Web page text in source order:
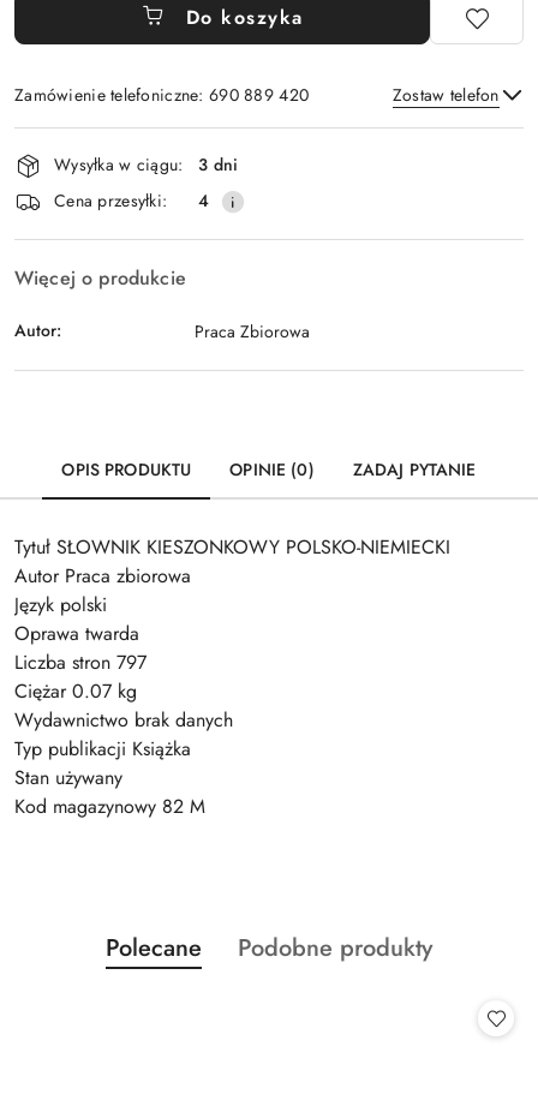
Do koszyka
Zamówienie telefoniczne: 690 889 420 Zostaw telefon
Wyślij
Dostępność
i
dostawa
Wysyłka w ciągu:
3 dni
Cena przesyłki:
4
Więcej o produkcie
Autor: Praca Zbiorowa
OPIS PRODUKTU OPINIE (0) ZADAJ PYTANIE
Tytuł SŁOWNIK KIESZONKOWY POLSKO-NIEMIECKI
Autor Praca zbiorowa
Język polski
Oprawa twarda
Liczba stron 797
Ciężar 0.07 kg
Wydawnictwo brak danych
Typ publikacji Książka
Stan używany
Kod magazynowy 82 M
Pomiń karuzelę produktów
Produkty
o
Polecane
Produkty
Podobne produkty